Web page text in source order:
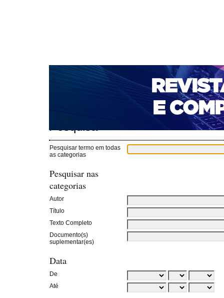
CAPA SOBRE ACESSO CADASTRO
NOTÍCIAS
PORTAL DE REVISTAS DA UNIFACS
PARA AVALIADORES
NOVA SUBMISSÃO
Pesquisar termo em todas
as categorias
Pesquisar nas
categorias
Autor
Título
Texto Completo
Documento(s)
suplementar(es)
Data
De
Até